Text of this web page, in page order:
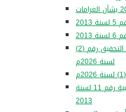
تعليمات اجراءات الشكاوى وتشكيل لجنة التحقيق رقم (2)
لسنة 2026م
تعليمات ايقاع العقوبات والاجراءات التاديبية رقم 11 لسنة
2013